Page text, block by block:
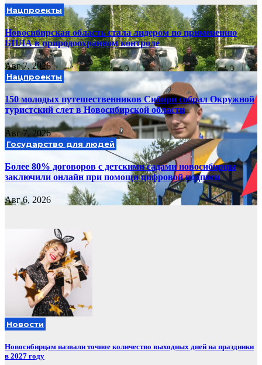
Нацпроекты
Новосибирская область стала лидером по применению
БПЛА в природоохранном контроле
Авг 7, 2026
Нацпроекты
150 молодых путешественников Сибири собрал Окружной
туристский слет в Новосибирской области
Авг 7, 2026
Государство для людей
Более 80% договоров с детскими садами новосибирцы
заключили онлайн при помощи цифровой подписи
Авг 6, 2026
Новости
Новосибирцам назвали точное количество выходных дней на праздники
в 2027 году